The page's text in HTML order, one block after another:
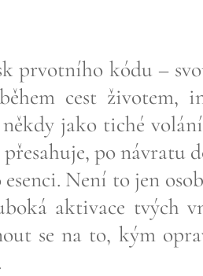
prvotního kódu –
cest životem,
jako tiché
po návratu
Není to jen
aktivace tvých
se na to, kým